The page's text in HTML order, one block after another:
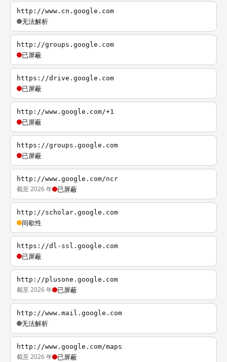
http://www.cn.google.com
无法解析
http://groups.google.com
已屏蔽
https://drive.google.com
已屏蔽
http://www.google.com/+1
已屏蔽
https://groups.google.com
已屏蔽
http://www.google.com/ncr
截至 2026 年 已屏蔽
http://scholar.google.com
间歇性
https://dl-ssl.google.com
已屏蔽
http://plusone.google.com
截至 2026 年 已屏蔽
http://www.mail.google.com
无法解析
http://www.google.com/maps
截至 2026 年 已屏蔽